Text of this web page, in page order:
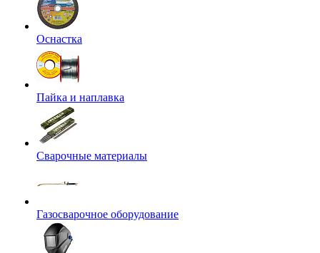
Оснастка
Пайка и наплавка
Сварочные материалы
Газосварочное оборудование